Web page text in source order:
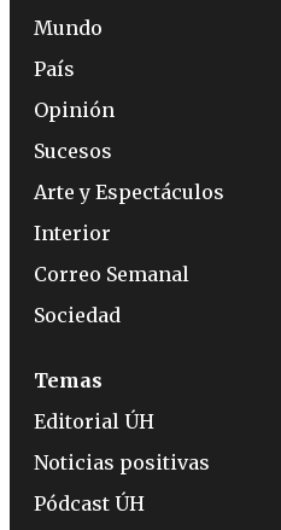
Mundo
País
Opinión
Sucesos
Arte y Espectáculos
Interior
Correo Semanal
Sociedad
Temas
Editorial ÚH
Noticias positivas
Pódcast ÚH